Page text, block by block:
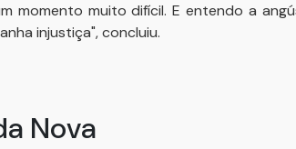
momento muito difícil. E entendo a
injustiça", concluiu.
Nova